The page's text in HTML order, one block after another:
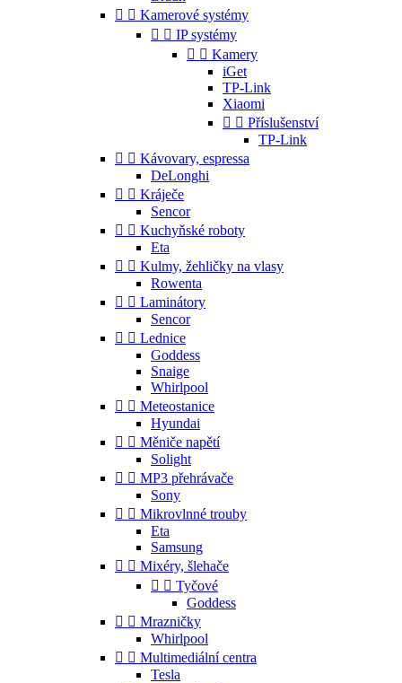
  Kamerové systémy
  IP systémy
  Kamery
iGet
TP-Link
Xiaomi
  Příslušenství
TP-Link
  Kávovary, espressa
DeLonghi
  Kráječe
Sencor
  Kuchyňské roboty
Eta
  Kulmy, žehličky na vlasy
Rowenta
  Laminátory
Sencor
  Lednice
Goddess
Snaige
Whirlpool
  Meteostanice
Hyundai
  Měniče napětí
Solight
  MP3 přehrávače
Sony
  Mikrovlnné trouby
Eta
Samsung
  Mixéry, šlehače
  Tyčové
Goddess
  Mrazničky
Whirlpool
  Multimediální centra
Tesla